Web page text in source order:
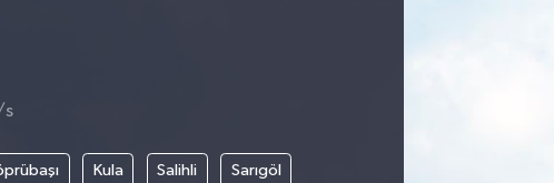
s
Kula Salihli Sarıgöl